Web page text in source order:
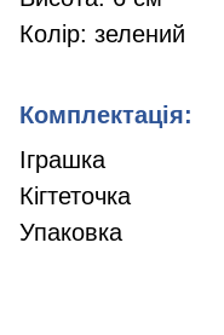
Колір: зелений
Комплектація:
Іграшка
Кігтеточка
Упаковка